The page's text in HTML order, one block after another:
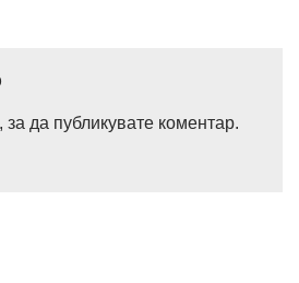
, за да публикувате коментар.